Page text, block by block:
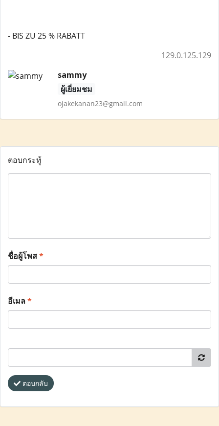
- BIS ZU 25 % RABATT
129.0.125.129
sammy
ผู้เยี่ยมชม
ojakekanan23@gmail.com
ตอบกระทู้
ชื่อผู้โพส*
อีเมล*
ตอบกลับ